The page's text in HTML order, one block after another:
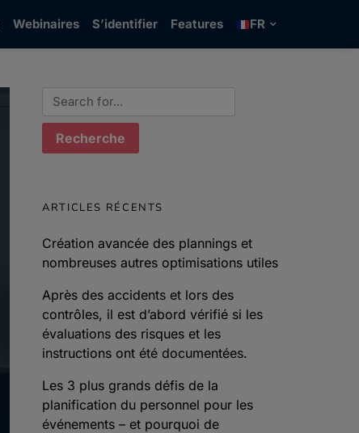
Webinaires S’identifier Features FR
Search for:
ARTICLES RÉCENTS
Création avancée des plannings et
nombreuses autres optimisations utiles
Après des accidents et lors des
contrôles, il est d’abord vérifié si les
évaluations des risques et les
instructions ont été documentées.
Les 3 plus grands défis de la
planification du personnel pour les
événements – et pourquoi de